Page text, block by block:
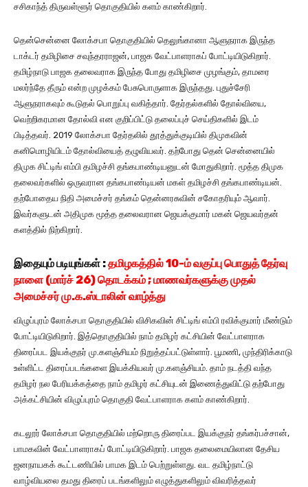
சசிகாந்த் திருவள்ளூர் தொகுதியில் களம் காண்கிறார்.
தென்சென்னை லோக்சபா தொகுதியில் தெலுங்கானா ஆளுநராக இருந்த
டாக்டர் தமிழிசை சவுந்தரராஜன், பாஜக வேட்பாளராகப் போட்டியிடுகிறார்.
தமிழ்நாடு பாஜக தலைவராக இருந்த போது தமிழிசை முழங்கும், தாமரை
மலர்ந்தே தீரும் என்ற முழக்கம் பேசுபொருளாக இருந்தது. புதுச்சேரி
ஆளுநராகவும் கூடுதல் பொறுப்பு வகித்தார். தேர்தல்களில் தோல்வியை,
வெற்றிகரமான தோல்வி என குறிப்பிட்டு தலைப்புச் செய்திகளில் இடம்
பிடித்தவர். 2019 லோக்சபா தேர்தலில் தூத்துக்குடியில் திமுகவின்
கனிமொழியிடம் தோல்வியைத் தழுவியவர். தற்போது தென் சென்னையில்
திமுக சிட்டிங் எம்பி தமிழச்சி தங்கபாண்டியனுடன் மோதுகிறார். மூத்த திமுக
தலைவர்களில் ஒருவரான தங்கபாண்டியன் மகள் தமிழச்சி தங்கபாண்டியன்.
தற்போதைய நிதி அமைச்சர் தங்கம் தென்னரசுவின் சகோதரியும் ஆவார்.
இவர்களுடன் அதிமுக மூத்த தலைவரான ஜெயக்குமார் மகன் ஜெயவர்தன்
களத்தில் நிற்கிறார்.
இதையும் படியுங்கள் :தமிழகத்தில் 10-ம் வகுப்பு பொதுத் தேர்வு
நாளை (மார்ச் 26) தொடக்கம் ; மாணவர்களுக்கு முதல்
அமைச்சர் மு.க.ஸ்டாலின் வாழ்த்து
விழுப்புரம் லோக்சபா தொகுதியில் விசிகவின் சிட்டிங் எம்பி ரவிக்குமார் மீண்டும்
போட்டியிடுகிறார். இத்தொகுதியில் நாம் தமிழர் கட்சியின் வேட்பாளராக
திரைப்பட இயக்குநர் மு.களஞ்சியம் நிறுத்தப்பட்டுள்ளார். பூமணி, முந்திரிக்காடு
உள்ளிட்ட திரைப்படங்களை இயக்கியவர் மு.களஞ்சியம். தாம் நடத்தி வந்த
தமிழர் நல பேரியக்கத்தை நாம் தமிழர் கட்சியுடன் இணைத்துவிட்டு தற்போது
அக்கட்சியின் விழுப்புரம் தொகுதி வேட்பாளராக களம் காண்கிறார்.
கடலூர் லோக்சபா தொகுதியில் மற்றொரு திரைப்பட இயக்குநர் தங்கர்பச்சான்,
பாமகவின் வேட்பாளராகப் போட்டியிடுகிறார். பாஜக தலைமையிலான தேசிய
ஜனநாயகக் கூட்டணியில் பாமக இடம் பெற்றுள்ளது. வட தமிழ்நாட்டு
வாழ்வியலை தமது திரைப் படங்களிலும் எழுத்துகளிலும் விவரித்தவர்